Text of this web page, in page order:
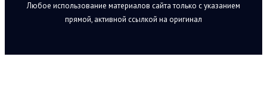
Любое использование материалов сайта только с указанием
прямой, активной ссылкой на оригинал